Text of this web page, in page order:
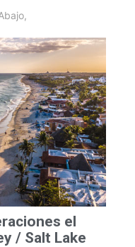
,
el
/ Salt Lake